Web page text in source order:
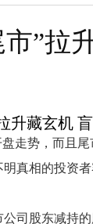
马桶
市”
升藏玄机
走势，而且
真相的投资
司股东减持